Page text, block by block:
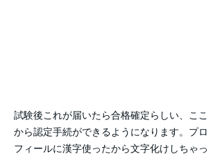
試験後これが届いたら合格確定らしい、ここ
から認定手続ができるようになります。プロ
フィールに漢字使ったから文字化けしちゃっ